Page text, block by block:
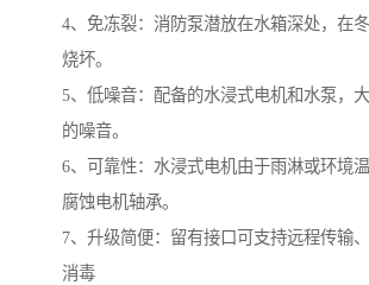
4、免冻裂：消防泵潜放在水箱深处，在
烧坏。
5、低噪音：配备的水浸式电机和水泵，
的噪音。
6、可靠性：水浸式电机由于雨淋或环境温
腐蚀电机轴承。
7、升级简便：留有接口可支持远程传输、
消毒